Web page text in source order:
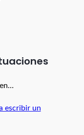
escribir un